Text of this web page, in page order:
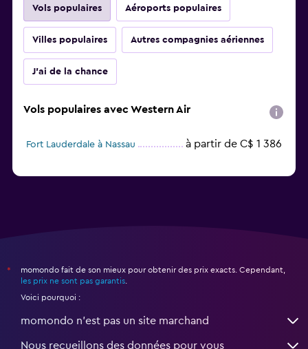
Vols populaires Aéroports populaires
Villes populaires Autres compagnies aériennes
J'ai de la chance
Vols populaires avec Western Air
Fort Lauderdale à Nassau à partir de C$ 1 386
*
momondo fait de son mieux pour obtenir des prix exacts. Cependant,
les prix ne sont pas garantis
Voici pourquoi :
momondo n'est pas un site marchand
Nous recueillons des données pour vous